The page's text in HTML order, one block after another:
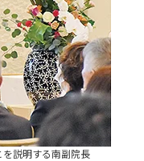
説明する南副院長